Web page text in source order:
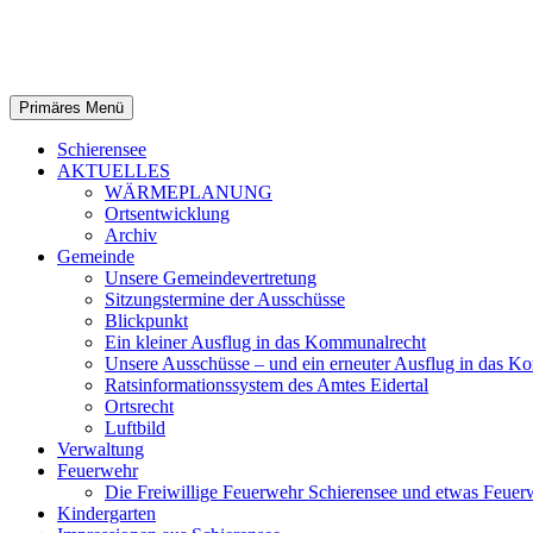
Suchen
Primäres Menü
Schierensee
AKTUELLES
WÄRMEPLANUNG
Ortsentwicklung
Archiv
Gemeinde
Unsere Gemeindevertretung
Sitzungstermine der Ausschüsse
Blickpunkt
Ein kleiner Ausflug in das Kommunalrecht
Unsere Ausschüsse – und ein erneuter Ausflug in das
Ratsinformationssystem des Amtes Eidertal
Ortsrecht
Luftbild
Verwaltung
Feuerwehr
Die Freiwillige Feuerwehr Schierensee und etwas
Kindergarten